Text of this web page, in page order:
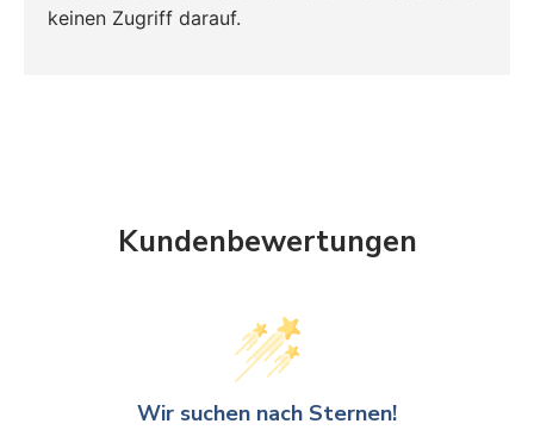
keinen Zugriff darauf.
Kundenbewertungen
Wir suchen nach Sternen!